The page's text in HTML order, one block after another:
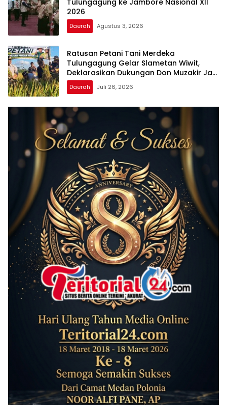
2026
Daerah Agustus 3, 2026
Ratusan Petani Tani Merdeka
Tulungagung Gelar Slametan Wiwit,
Deklarasikan Dukungan Don Muzakir Jadi
Wamentan
Daerah Juli 26, 2026